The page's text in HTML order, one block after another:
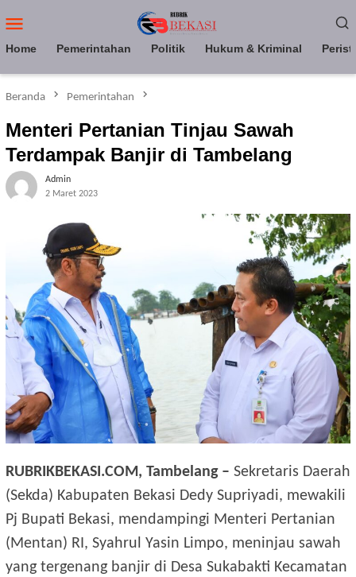
ke
Mobile
Home Pemerintahan Politik Hukum & Kriminal
Beranda Pemerintahan
Menteri Pertanian Tinjau Sawah
Terdampak Banjir di Tambelang
Admin
2 Maret 2023
RUBRIKBEKASI.COM, Tambelang – Sekretaris Daerah
(Sekda) Kabupaten Bekasi Dedy Supriyadi, mewakili
Pj Bupati Bekasi, mendampingi Menteri Pertanian
(Mentan) RI, Syahrul Yasin Limpo, meninjau sawah
yang tergenang banjir di Desa Sukabakti Kecamatan